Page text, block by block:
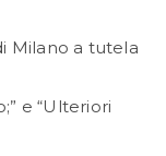
Milano a tutela
e “Ulteriori